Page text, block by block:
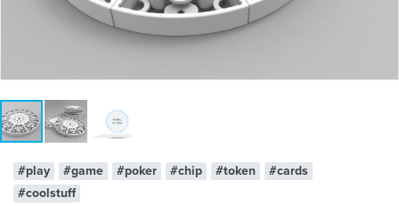
#play #game #poker #chip #token
#cards
#coolstuff